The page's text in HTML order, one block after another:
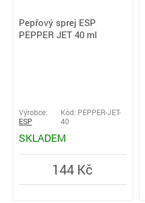
Pepřový sprej ESP
PEPPER JET 40 ml
Výrobce:
ESP
Kód: PEPPER-JET-
40
SKLADEM
144 Kč